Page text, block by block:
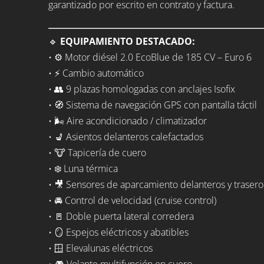
garantizado por escrito en contrato y factura.
🔹 EQUIPAMIENTO DESTACADO:
• ⚙️ Motor diésel 2.0 EcoBlue de 185 CV – Euro 6
• ⚡ Cambio automático
• 👥 9 plazas homologadas con anclajes Isofix
• 🧭 Sistema de navegación GPS con pantalla táctil
• 🌬️ Aire acondicionado / climatizador
• 💺 Asientos delanteros calefactados
• 🐮 Tapicería de cuero
• ❄️ Luna térmica
• 🎥 Sensores de aparcamiento delanteros y
• 🚘 Control de velocidad (cruise control)
• 🚪 Doble puerta lateral corredera
• 🪞 Espejos eléctricos y abatibles
• 🪟 Elevalunas eléctricos